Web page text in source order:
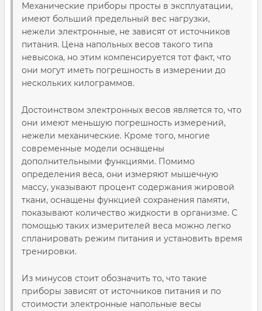
Механические приборы просты в эксплуатации,
имеют больший предельный вес нагрузки,
нежели электронные, не зависят от источников
питания. Цена напольных весов такого типа
невысока, но этим компенсируется тот факт, что
они могут иметь погрешность в измерении до
нескольких килограммов.
Достоинством электронных весов является то, что
они имеют меньшую погрешность измерений,
нежели механические. Кроме того, многие
современные модели оснащены
дополнительными функциями. Помимо
определения веса, они измеряют мышечную
массу, указывают процент содержания жировой
ткани, оснащены функцией сохранения памяти,
показывают количество жидкости в организме. С
помощью таких измерителей веса можно легко
спланировать режим питания и установить время
тренировки.
Из минусов стоит обозначить то, что такие
приборы зависят от источников питания и по
стоимости электронные напольные весы